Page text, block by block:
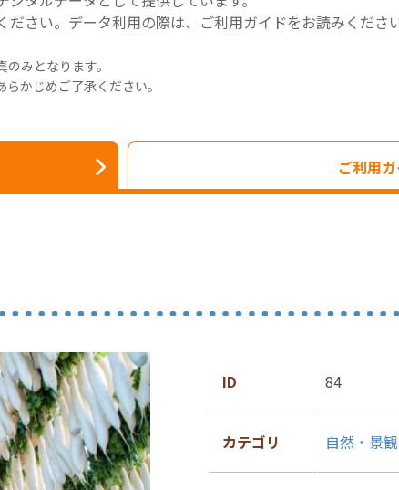
さい。データ利用の際は、ご利用ガイドをお読みください
みとなります。
かじめご了承ください。
ご利用
ID 84
カテゴリ 自然・景観